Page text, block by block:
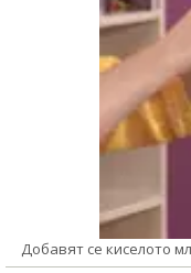
Добавят се киселото